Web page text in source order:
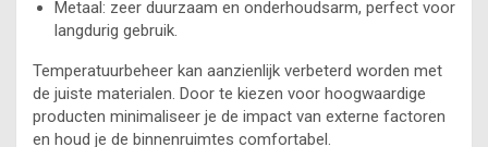
Metaal: zeer duurzaam en onderhoudsarm, perfect voor
langdurig gebruik.
Temperatuurbeheer kan aanzienlijk verbeterd worden met
de juiste materialen. Door te kiezen voor hoogwaardige
producten minimaliseer je de impact van externe factoren
en houd je de binnenruimtes comfortabel.